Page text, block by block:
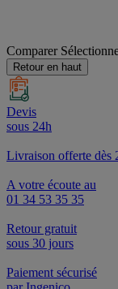
Comparer
Retour en haut
Devis
sous 24h
Livraison offerte dès
A votre écoute au
01 34 53 35 35
Retour gratuit
sous 30 jours
Paiement sécurisé